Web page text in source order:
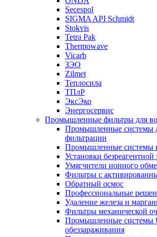
Secespol
SIGMA API Schmidt
Stokvis
Tetra Pak
Thermowave
Vicarb
ЗЭО
Zilmet
Теплосила
ТПлР
ЭксЭко
Энергосервис
Промышленные фильтры для
Промышленные системы
фильтрации
Промышленные системы
Установки
Умягчители ионного
Фильтры с
Обратный осмос
Профессиональные
Удаление железа и
Фильтры механической
Промышленные системы
обеззараживания